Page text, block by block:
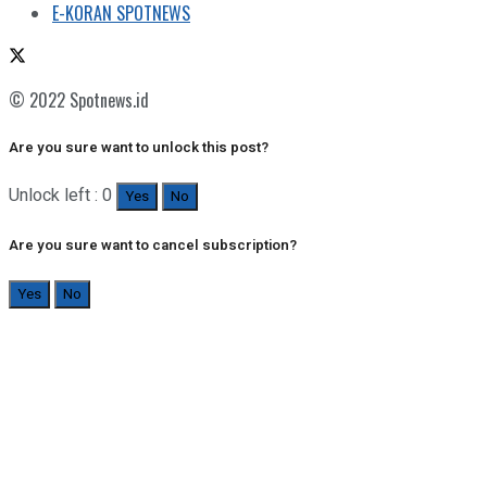
E-KORAN SPOTNEWS
© 2022 Spotnews.id
Are you sure want to unlock this post?
Unlock left : 0 Yes No
Are you sure want to cancel subscription?
Yes No